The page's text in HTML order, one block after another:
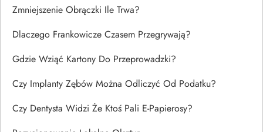
Zmniejszenie Obrączki Ile Trwa?
Dlaczego Frankowicze Czasem Przegrywają?
Gdzie Wziąć Kartony Do Przeprowadzki?
Czy Implanty Zębów Można Odliczyć Od Podatku?
Czy Dentysta Widzi Że Ktoś Pali E-Papierosy?